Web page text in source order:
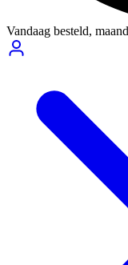
Vandaag besteld,